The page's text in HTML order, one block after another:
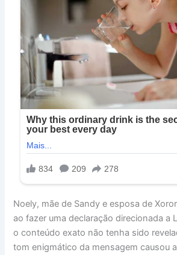
Noely, mãe de Sandy e esposa de
ao fazer uma declaração direcionada a
o conteúdo exato não tenha sido
tom enigmático da mensagem causou